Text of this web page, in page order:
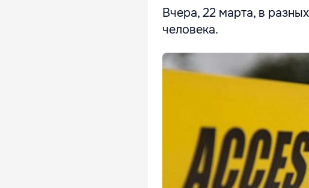
Вчера, 22 марта, в
человека.